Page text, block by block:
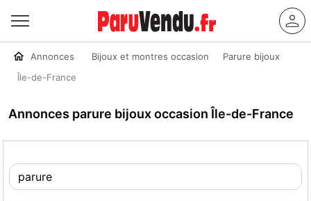
Annonces Bijoux et montres occasion
Parure bijoux
Île-de-France
Annonces parure bijoux occasion Île-de-France